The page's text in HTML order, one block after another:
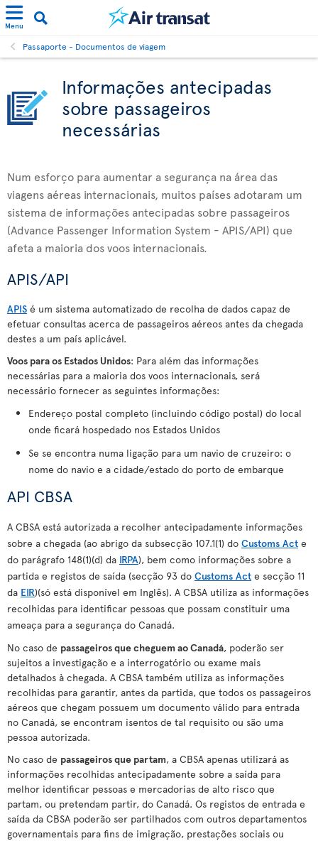
Menu
Passaporte - Documentos de viagem
Informações antecipadas
sobre passageiros
necessárias
Num esforço para aumentar a segurança na área das
viagens aéreas internacionais, muitos países adotaram um
sistema de informações antecipadas sobre passageiros
(Advance Passenger Information System - APIS/API) que
afeta a maioria dos voos internacionais.
APIS/API
APIS é um sistema automatizado de recolha de dados capaz de
efetuar consultas acerca de passageiros aéreos antes da chegada
destes a um país aplicável.
Voos para os Estados Unidos: Para além das informações
necessárias para a maioria dos voos internacionais, será
necessário fornecer as seguintes informações:
Endereço postal completo (incluindo código postal) do local
onde ficará hospedado nos Estados Unidos
Se se encontra numa ligação para um navio de cruzeiro: o
nome do navio e a cidade/estado do porto de embarque
API CBSA
A CBSA está autorizada a recolher antecipadamente informações
sobre a chegada (ao abrigo da subsecção 107.1(1) do Customs Act e
do parágrafo 148(1)(d) da IRPA), bem como informações sobre a
partida e registos de saída (secção 93 do Customs Act e secção 11
da EIR)(só está disponível em Inglês). A CBSA utiliza as informações
recolhidas para identificar pessoas que possam constituir uma
ameaça para a segurança do Canadá.
No caso de passageiros que cheguem ao Canadá, poderão ser
sujeitos a investigação e a interrogatório ou exame mais
detalhados à chegada. A CBSA também utiliza as informações
recolhidas para garantir, antes da partida, que todos os passageiros
aéreos que chegam possuem um documento válido para entrada
no Canadá, se encontram isentos de tal requisito ou são uma
pessoa autorizada.
No caso de passageiros que partam, a CBSA apenas utilizará as
informações recolhidas antecipadamente sobre a saída para
melhor identificar pessoas e mercadorias de alto risco que
partam, ou pretendam partir, do Canadá. Os registos de entrada e
saída da CBSA poderão ser partilhados com outros departamentos
governamentais para fins de imigração, prestações sociais ou